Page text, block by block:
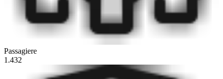
Passagiere
1.432